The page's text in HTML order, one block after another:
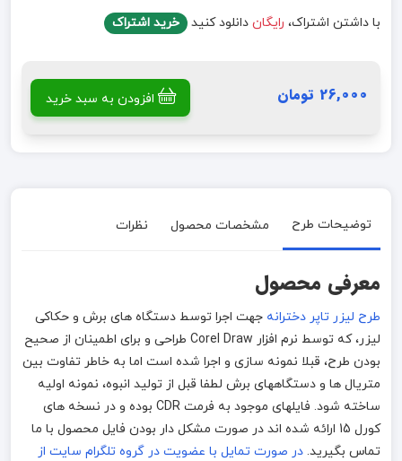
با داشتن اشتراک، رایگان دانلود کنید خرید اشتراک
26,000 تومان افزودن به سبد خرید
توضیحات طرح مشخصات محصول نظرات
معرفی محصول
طرح لیزر تاپر دخترانه جهت اجرا توسط دستگاه های برش و حکاکی
لیزر، که توسط نرم افزار Corel Draw طراحی و برای اطمینان از صحیح
بودن طرح، قبلا نمونه سازی و اجرا شده است اما به خاطر تفاوت بین
متریال ها و دستگاههای برش لطفا قبل از تولید انبوه، نمونه اولیه
ساخته شود. فایلهای موجود به فرمت CDR بوده و در نسخه های
کورل 15 ارائه شده اند در صورت مشکل دار بودن فایل محصول با ما
تماس بگیرید. در صورت تمایل با عضویت در گروه تلگرام سایت از